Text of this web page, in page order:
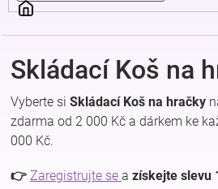
kojenecké
oblečení
Pokojíček
Skládací Koš na
Vyberte si Skládací Koš na hračky
zdarma od 2 000 Kč a dárkem ke
000 Kč.
👉 Zaregistrujte se a získejte slevu